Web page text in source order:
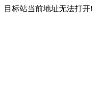
目标站当前地址无法打开!